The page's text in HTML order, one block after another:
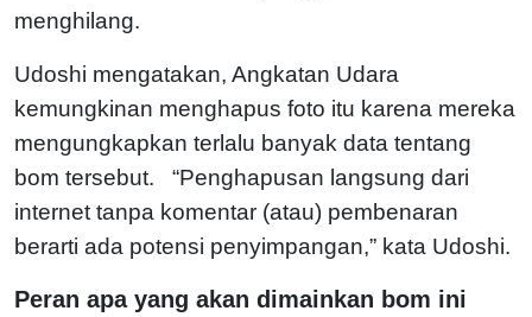
menghilang.
Udoshi mengatakan, Angkatan Udara
kemungkinan menghapus foto itu karena mereka
mengungkapkan terlalu banyak data tentang
bom tersebut. “Penghapusan langsung dari
internet tanpa komentar (atau) pembenaran
berarti ada potensi penyimpangan,” kata Udoshi.
Peran apa yang akan dimainkan bom ini